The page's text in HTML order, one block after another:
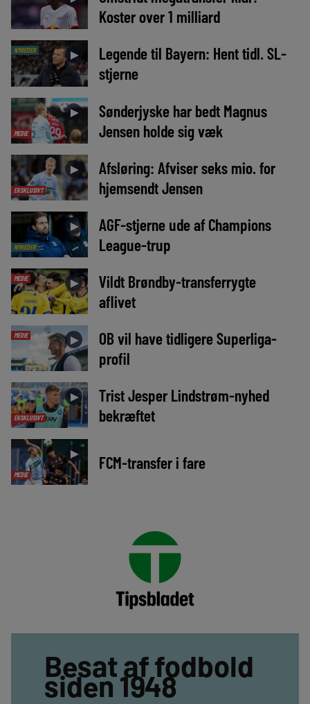
Koster over 1 milliard
NYHEDER ►
Legende til Bayern: Hent tidl. SL-
stjerne
MEDIE
►
Sønderjyske har bedt Magnus
Jensen holde sig væk
EKSKLUSIVT
►
Afsløring: Afviser seks mio. for
hjemsendt Jensen
NYHEDER
►
AGF-stjerne ude af Champions
League-trup
MEDIE ►
Vildt Brøndby-transferrygte
aflivet
MEDIE ►
OB vil have tidligere Superliga-
profil
EKSKLUSIVT
►
Trist Jesper Lindstrøm-nyhed
bekræftet
MEDIE
► FCM-transfer i fare
Besat af fodbold
siden 1948